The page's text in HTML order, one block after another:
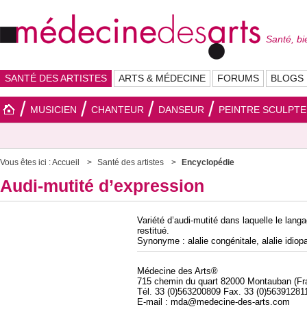
Santé,
SANTÉ DES ARTISTES ARTS & MÉDECINE FORUMS BLOGS
MUSICIEN CHANTEUR DANSEUR PEINTRE
Vous êtes ici :Accueil Santé des artistes Encyclopédie
Audi-mutité d’expression
Variété d’audi-mutité dans laquelle le
restitué.
Synonyme : alalie congénitale, alalie
Médecine des Arts®
715 chemin du quart 82000 Montauban
Tél. 33 (0)563200809 Fax. 33
E-mail : mda@medecine-des-arts.com